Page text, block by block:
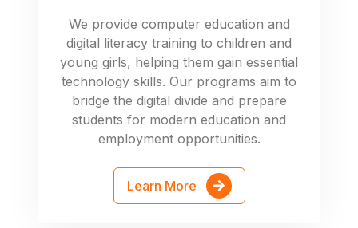
We provide computer education and
digital literacy training to children and
young girls, helping them gain essential
technology skills. Our programs aim to
bridge the digital divide and prepare
students for modern education and
employment opportunities.
Learn More